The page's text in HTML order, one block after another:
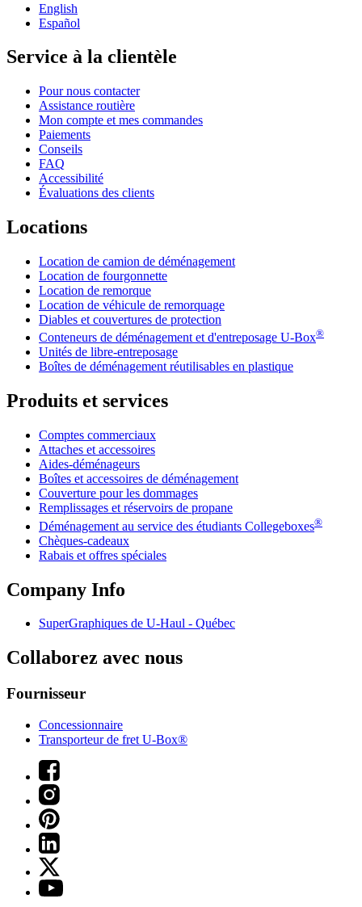
English
Español
Service à la clientèle
Pour nous contacter
Assistance routière
Mon compte et mes commandes
Paiements
Conseils
FAQ
Accessibilité
Évaluations des clients
Locations
Location de camion de déménagement
Location de fourgonnette
Location de remorque
Location de véhicule de remorquage
Diables et couvertures de protection
Conteneurs de déménagement et d'entreposage U-Box®
Unités de libre-entreposage
Boîtes de déménagement réutilisables en plastique
Produits et services
Comptes commerciaux
Attaches et accessoires
Aides-déménageurs
Boîtes et accessoires de déménagement
Couverture pour les dommages
Remplissages et réservoirs de propane
Déménagement au service des étudiants Collegeboxes®
Chèques-cadeaux
Rabais et offres spéciales
Company Info
SuperGraphiques de U-Haul - Québec
Collaborez avec nous
Fournisseur
Concessionnaire
Transporteur de fret U-Box®